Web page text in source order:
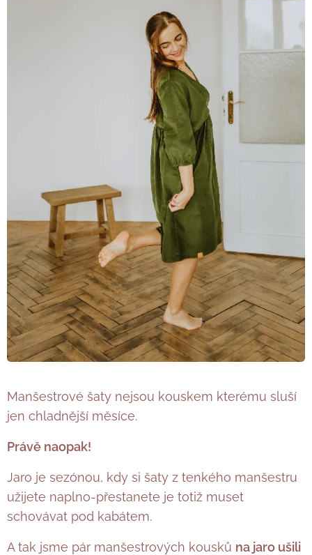
Manšestrové šaty nejsou kouskem kterému sluší
jen chladnější měsíce.
Právě naopak!
Jaro je sezónou, kdy si šaty z tenkého manšestru
užijete naplno-přestanete je totiž muset
schovávat pod kabátem.
A tak jsme pár manšestrových kousků na jaro ušili